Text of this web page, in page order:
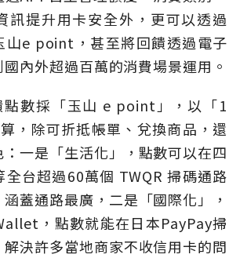
訊提升用卡安全外，更可以透過
山e point，甚至將回饋透過電子
內外超過百萬的消費場景運用。
數採「玉山 e point」，以「1
，除可折抵帳單、兌換商品，還
一是「生活化」，點數可以在四
全台超過60萬個 TWQR 掃碼通路
蓋通路最廣，二是「國際化」，
，點數就能在日本PayPay掃
決許多當地商家不收信用卡的問